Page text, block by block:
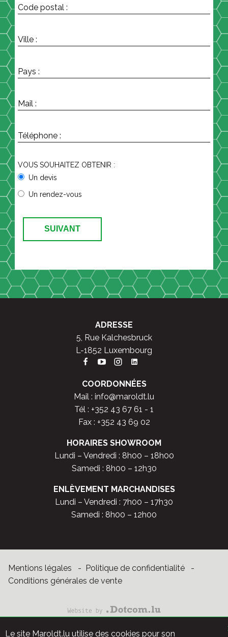
Code postal :
Ville :
Pays :
Mail :
Téléphone :
VOUS SOUHAITEZ OBTENIR :
Un devis
Un rendez-vous
SUIVANT
Le site Maroldt.lu utilise des cookies pour son
ADRESSE
5, Rue Kalchesbruck
L-1852 Luxembourg
COORDONNÉES
Mail : info@maroldt.lu
Tél : +352 43 67 61 - 1
Fax : +352 43 69 02
HORAIRES SHOWROOM
Lundi – Vendredi : 8h00 – 18h00
Samedi : 8h00 – 12h30
ENLÈVEMENT MARCHANDISES
Lundi – Vendredi : 7h00 – 17h30
Samedi : 8h00 – 12h00
Mentions légales
Politique de confidentialité
Conditions générales de vente
Dotcom.lu